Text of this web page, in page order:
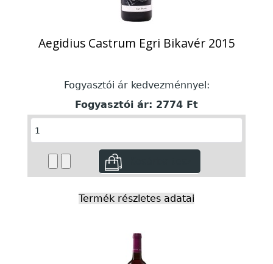
Aegidius Castrum Egri Bikavér 2015
Fogyasztói ár kedvezménnyel:
Fogyasztói ár: 2774 Ft
Termék részletes adatai